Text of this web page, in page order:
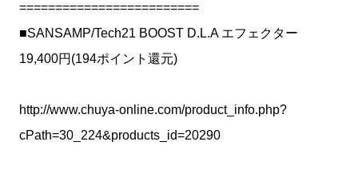
=========================
■SANSAMP/Tech21 BOOST D.L.A エフェクター
19,400円(194ポイント還元)
http://www.chuya-online.com/product_info.php?
cPath=30_224&products_id=20290